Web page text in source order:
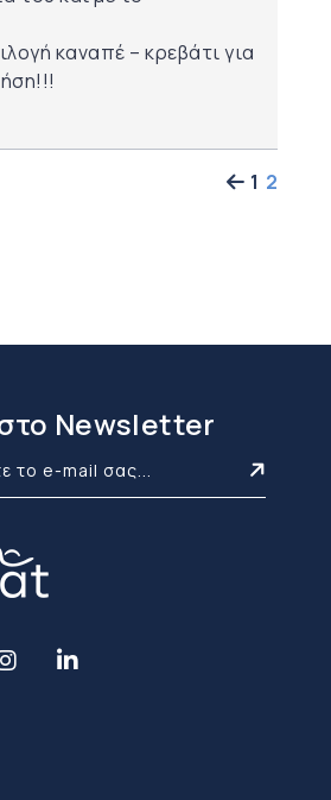
καναπέ – κρεβάτι για
1 2
Newsletter